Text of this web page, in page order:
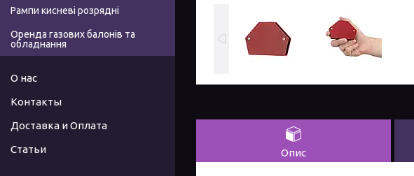
Опис
Рампи кисневі розрядні
Оренда газових балонів та
обладнання
О нас
Контакты
Доставка и Оплата
Статьи